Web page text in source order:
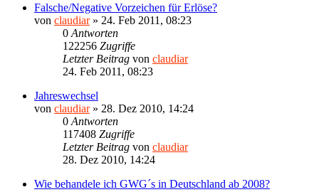
Falsche/Negative Vorzeichen für Erlöse?
von claudiar» 24. Feb 2011, 08:23
0 Antworten
122256 Zugriffe
Letzter Beitrag von claudiar
24. Feb 2011, 08:23
Jahreswechsel
von claudiar» 28. Dez 2010, 14:24
0 Antworten
117408 Zugriffe
Letzter Beitrag von claudiar
28. Dez 2010, 14:24
Wie behandele ich GWG´s in Deutschland ab 2008?